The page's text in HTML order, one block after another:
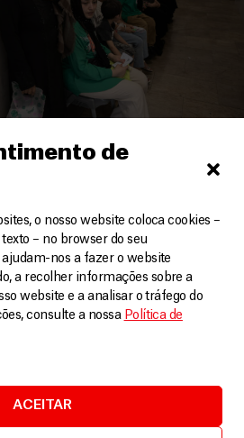
de
o nosso website coloca cookies –
– no browser do seu
nos a fazer o website
a recolher informações sobre a
website e a analisar o tráfego do
consulte a nossa Política de
ACEITAR
no Irão